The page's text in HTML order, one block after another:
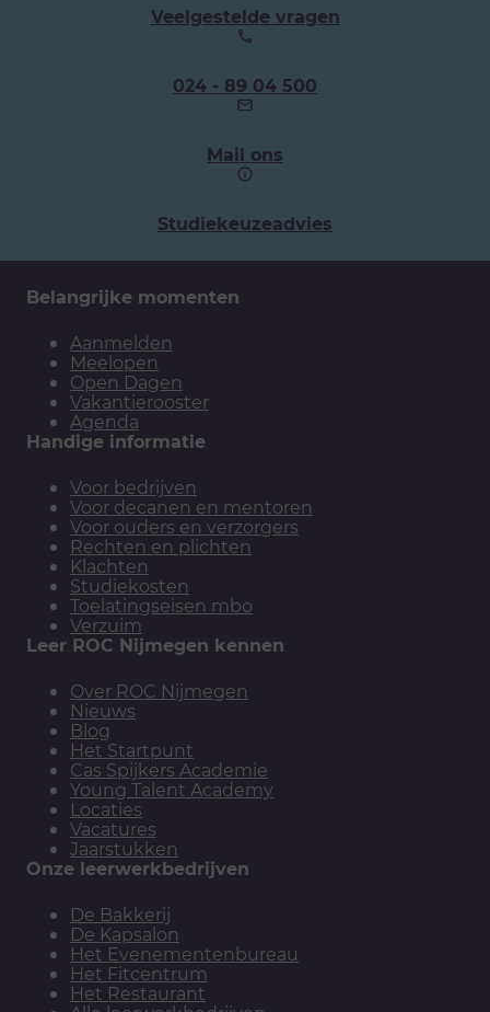
Veelgestelde vragen
Ons
telefoonnummer:
024 - 89 04 500
Mail ons
Studiekeuzeadvies
Belangrijke momenten
Aanmelden
Meelopen
Open Dagen
Vakantierooster
Agenda
Handige informatie
Voor bedrijven
Voor decanen en mentoren
Voor ouders en verzorgers
Rechten en plichten
Klachten
Studiekosten
Toelatingseisen mbo
Verzuim
Leer ROC Nijmegen kennen
Over ROC Nijmegen
Nieuws
Blog
Het Startpunt
Cas Spijkers Academie
Young Talent Academy
Locaties
Vacatures
Jaarstukken
Onze leerwerkbedrijven
De Bakkerij
De Kapsalon
Het Evenementenbureau
Het Fitcentrum
Het Restaurant